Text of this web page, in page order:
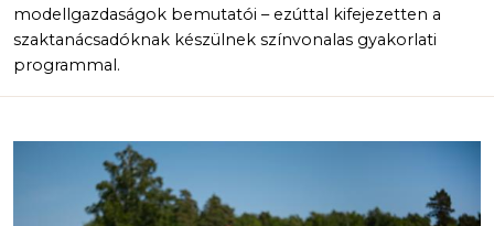
modellgazdaságok bemutatói – ezúttal kifejezetten a
szaktanácsadóknak készülnek színvonalas gyakorlati
programmal.